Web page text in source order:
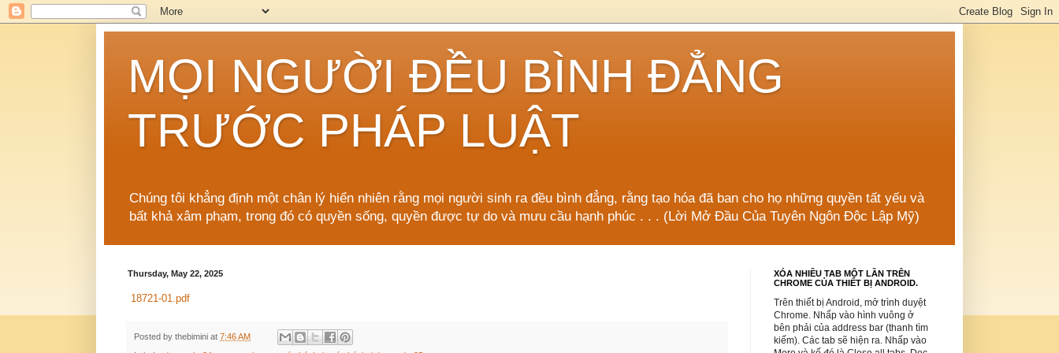
MỌI NGƯỜI ĐỀU BÌNH ĐẲNG
TRƯỚC PHÁP LUẬT
Chúng tôi khẳng định một chân lý hiển nhiên rằng mọi người sinh ra đều bình đẳng, rằng tạo hóa đã ban cho họ những quyền tất yếu và
bất khả xâm phạm, trong đó có quyền sống, quyền được tự do và mưu cầu hạnh phúc . . . (Lời Mở Đầu Của Tuyên Ngôn Độc Lập Mỹ)
Thursday, May 22, 2025
18721-01.pdf
Posted by thebimini at 7:46 AM
XÓA NHIỀU TAB MỘT LẦN TRÊN
CHROME CỦA THIẾT BỊ ANDROID.
Trên thiết bị Android, mở trình duyệt
Chrome. Nhấp vào hình vuông ở
bên phải của address bar (thanh tìm
kiếm). Các tab sẽ hiện ra. Nhấp vào